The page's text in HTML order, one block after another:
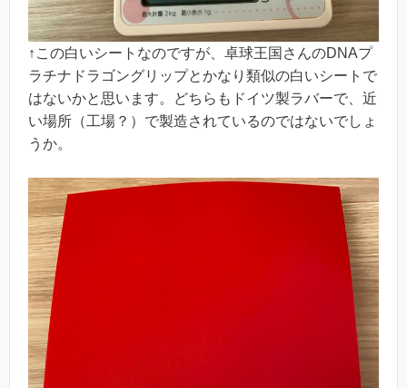
↑この白いシートなのですが、卓球王国さんのDNAプ
ラチナドラゴングリップとかなり類似の白いシートで
はないかと思います。どちらもドイツ製ラバーで、近
い場所（工場？）で製造されているのではないでしょ
うか。